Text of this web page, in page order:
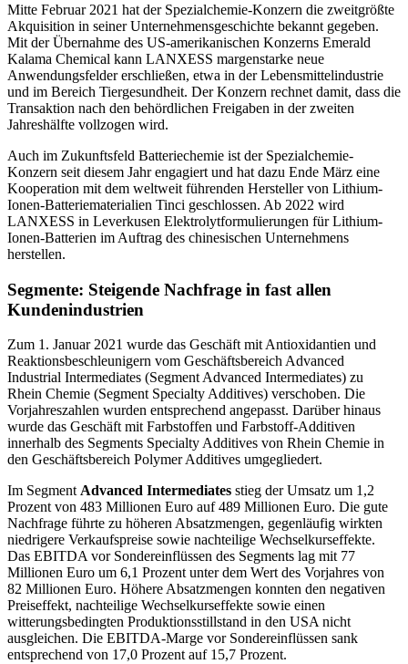
Mitte Februar 2021 hat der Spezialchemie-Konzern die zweitgrößte
Akquisition in seiner Unternehmensgeschichte bekannt gegeben.
Mit der Übernahme des US-amerikanischen Konzerns Emerald
Kalama Chemical kann LANXESS margenstarke neue
Anwendungsfelder erschließen, etwa in der Lebensmittelindustrie
und im Bereich Tiergesundheit. Der Konzern rechnet damit, dass die
Transaktion nach den behördlichen Freigaben in der zweiten
Jahreshälfte vollzogen wird.
Auch im Zukunftsfeld Batteriechemie ist der Spezialchemie-
Konzern seit diesem Jahr engagiert und hat dazu Ende März eine
Kooperation mit dem weltweit führenden Hersteller von Lithium-
Ionen-Batteriematerialien Tinci geschlossen. Ab 2022 wird
LANXESS in Leverkusen Elektrolytformulierungen für Lithium-
Ionen-Batterien im Auftrag des chinesischen Unternehmens
herstellen.
Segmente: Steigende Nachfrage in fast allen
Kundenindustrien
Zum 1. Januar 2021 wurde das Geschäft mit Antioxidantien und
Reaktionsbeschleunigern vom Geschäftsbereich Advanced
Industrial Intermediates (Segment Advanced Intermediates) zu
Rhein Chemie (Segment Specialty Additives) verschoben. Die
Vorjahreszahlen wurden entsprechend angepasst. Darüber hinaus
wurde das Geschäft mit Farbstoffen und Farbstoff-Additiven
innerhalb des Segments Specialty Additives von Rhein Chemie in
den Geschäftsbereich Polymer Additives umgegliedert.
Im Segment Advanced Intermediates stieg der Umsatz um 1,2
Prozent von 483 Millionen Euro auf 489 Millionen Euro. Die gute
Nachfrage führte zu höheren Absatzmengen, gegenläufig wirkten
niedrigere Verkaufspreise sowie nachteilige Wechselkurseffekte.
Das EBITDA vor Sondereinflüssen des Segments lag mit 77
Millionen Euro um 6,1 Prozent unter dem Wert des Vorjahres von
82 Millionen Euro. Höhere Absatzmengen konnten den negativen
Preiseffekt, nachteilige Wechselkurseffekte sowie einen
witterungsbedingten Produktionsstillstand in den USA nicht
ausgleichen. Die EBITDA-Marge vor Sondereinflüssen sank
entsprechend von 17,0 Prozent auf 15,7 Prozent.